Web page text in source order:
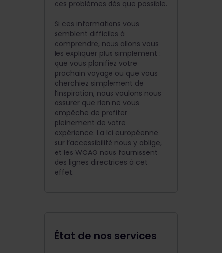
ces problèmes dès que possible.
Si ces informations vous
semblent difficiles à
comprendre, nous allons vous
les expliquer plus simplement :
que vous planifiez votre
prochain voyage ou que vous
cherchiez simplement de
l’inspiration, nous voulons nous
assurer que rien ne vous
empêche de profiter
pleinement de votre
expérience. La loi européenne
sur l’accessibilité nous y oblige,
et les WCAG nous fournissent
des lignes directrices à cet
effet.
État de nos services